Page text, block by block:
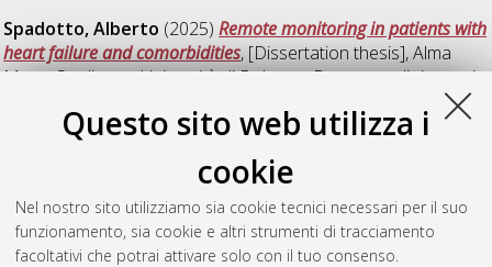
Questo sito web utilizza i
cookie
Nel nostro sito utilizziamo sia cookie tecnici necessari per il suo
funzionamento, sia cookie e altri strumenti di tracciamento
facoltativi che potrai attivare solo con il tuo consenso.
Spadotto, Alberto (2025)Remote monitoring in patients with
heart failure and comorbidities, [Dissertation thesis], Alma
Mater Studiorum Università di Bologna. Dottorato di ricerca in
Zeleke, Addisu Jember(2024) Leveraging the power of data
to provide better healthcare services, [Dissertation thesis],
Alma Mater Studiorum Università di Bologna. Dottorato di
ricerca inScienze e tecnologie della salute, 36 Ciclo. DOI
10.48676/unibo/amsdottorato/11092.